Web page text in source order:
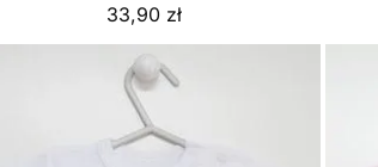
33,90 zł